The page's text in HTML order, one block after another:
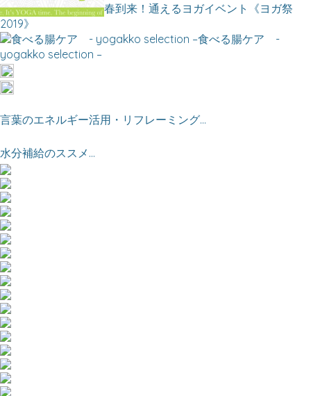
春到来！通えるヨガイベント《ヨガ祭
2019》
食べる腸ケア -
yogakko selection –
言葉のエネルギー活用・リフレーミング...
水分補給のススメ...